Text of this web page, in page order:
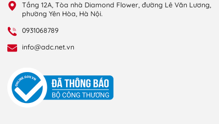
Tầng 12A, Tòa nhà Diamond Flower, đường Lê Văn Lương,
phường Yên Hòa, Hà Nội.
0931068789
info@adc.net.vn